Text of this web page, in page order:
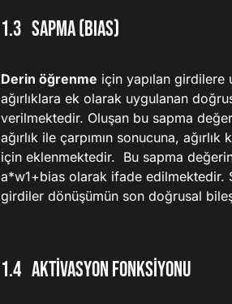
Sapma (BIAS)
Derin öğrenme için yapılan girdilere
ağırlıklara ek olarak uygulanan
verilmektedir. Oluşan bu sapma
ağırlık ile çarpımın sonucuna, ağırlık
için eklenmektedir. Bu sapma
a*w1+bias olarak ifade edilmektedir.
girdiler dönüşümün son doğrusal
Aktivasyon Fonksiyonu